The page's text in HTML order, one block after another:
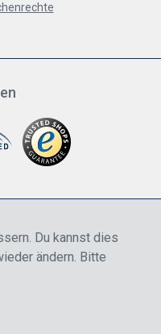
Du kannst dies
ändern. Bitte